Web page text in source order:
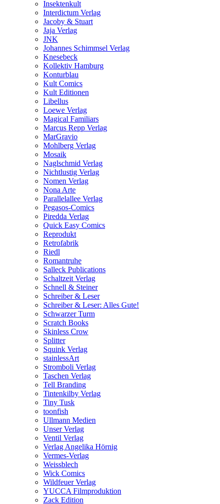
Insektenkult
Interdictum Verlag
Jacoby & Stuart
Jaja Verlag
JNK
Johannes Schimmsel Verlag
Knesebeck
Kollektiv Hamburg
Konturblau
Kult Comics
Kult Editionen
Libellus
Loewe Verlag
Magical Familiars
Marcus Repp Verlag
MarGravio
Mohlberg Verlag
Mosaik
Naglschmid Verlag
Nichtlustig Verlag
Nomen Verlag
Nona Arte
Parallelallee Verlag
Pegasos-Comics
Piredda Verlag
Quick Easy Comics
Reprodukt
Retrofabrik
Riedl
Romantruhe
Salleck Publications
Schaltzeit Verlag
Schnell & Steiner
Schreiber & Leser
Schreiber & Leser: Alles Gute!
Schwarzer Turm
Scratch Books
Skinless Crow
Splitter
Squink Verlag
stainlessArt
Stromboli Verlag
Taschen Verlag
Tell Branding
Tintenkilby Verlag
Tiny Tusk
toonfish
Ullmann Medien
Unser Verlag
Ventil Verlag
Verlag Angelika Hörnig
Vermes-Verlag
Weissblech
Wick Comics
Wildfeuer Verlag
YUCCA Filmproduktion
Zack Edition